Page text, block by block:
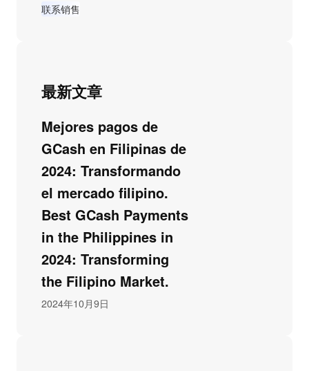
联系销售
最新文章
Mejores pagos de
GCash en Filipinas de
2024: Transformando
el mercado filipino.
Best GCash Payments
in the Philippines in
2024: Transforming
the Filipino Market.
2024年10月9日